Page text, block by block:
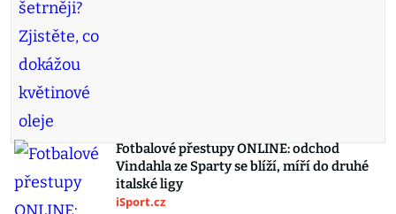
Fotbalové přestupy ONLINE: odchod
Vindahla ze Sparty se blíží, míří do druhé
italské ligy
iSport.cz